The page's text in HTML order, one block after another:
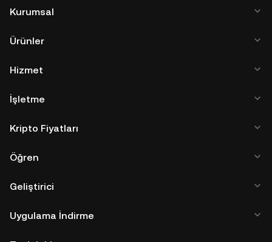
Kurumsal
Ürünler
Hizmet
İşletme
Kripto Fiyatları
Öğren
Geliştirici
Uygulama İndirme